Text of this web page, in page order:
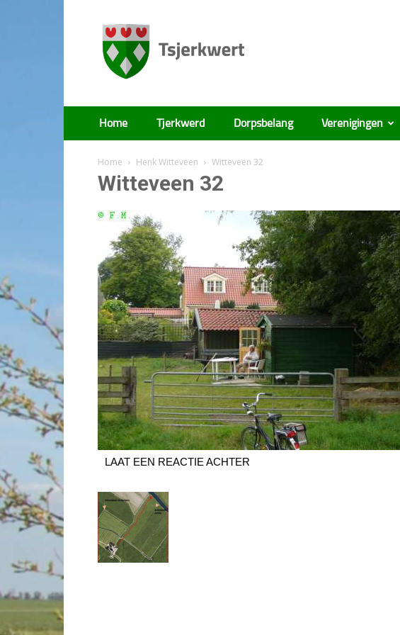
Tsjerkwert
Home Tjerkwerd Dorpsbelang Verenigingen
Home Henk Witteveen Witteveen 32
Witteveen 32
LAAT EEN REACTIE ACHTER